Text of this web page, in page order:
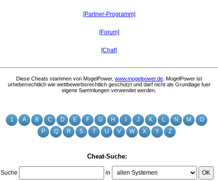
1 A B C D E F G H J K L N M
O
P
Q R S T U V W X Y Z
Cheat-Suche:
Suche in OK
[Partner-Programm]
[Forum]
[Chat]
Diese Cheats stammen von MogelPower, www.mogelpower.de . MogelPower ist
urheberrechtlich wie wettbewerbsrechtlich geschützt und darf nicht als Grundlage fuer
eigene Sammlungen verwendet werden.